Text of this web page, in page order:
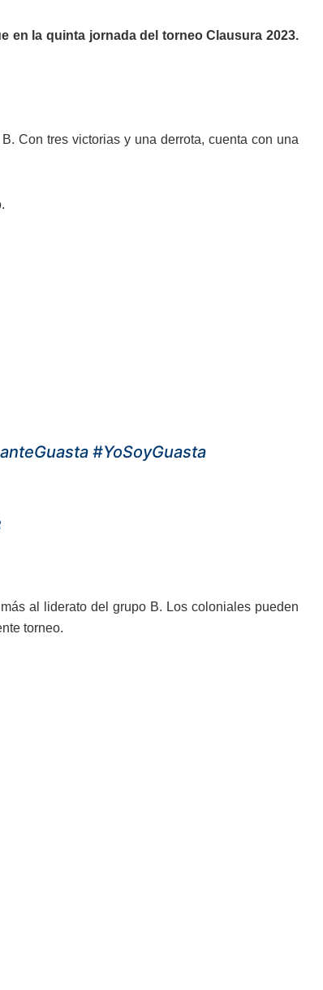
en la quinta jornada del torneo Clausura 2023.
Con tres victorias y una derrota, cuenta con una
#YoSoyGuasta
al liderato del grupo B. Los coloniales pueden
torneo.